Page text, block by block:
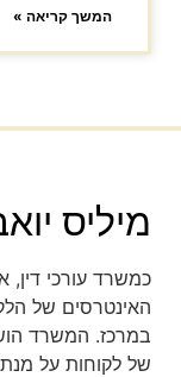
המשך קריאה »
מיליס
כמשרד עורכי דין,
האינטרסים של
במרכז. המשרד
של לקוחות על מנת